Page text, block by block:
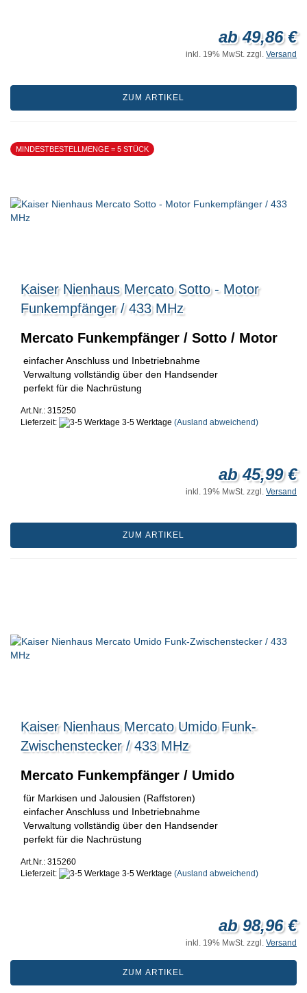
ab 49,86 €
inkl. 19% MwSt. zzgl. Versand
ZUM ARTIKEL
MINDESTBESTELLMENGE = 5 STÜCK
Kaiser Nienhaus Mercato Sotto - Motor
Funkempfänger / 433 MHz
Mercato Funkempfänger / Sotto / Motor
einfacher Anschluss und Inbetriebnahme
Verwaltung vollständig über den Handsender
perfekt für die Nachrüstung
Art.Nr.: 315250
Lieferzeit:
3-5 Werktage (Ausland abweichend)
ab 45,99 €
inkl. 19% MwSt. zzgl. Versand
ZUM ARTIKEL
Kaiser Nienhaus Mercato Umido Funk-
Zwischenstecker / 433 MHz
Mercato Funkempfänger / Umido
für Markisen und Jalousien (Raffstoren)
einfacher Anschluss und Inbetriebnahme
Verwaltung vollständig über den Handsender
perfekt für die Nachrüstung
Art.Nr.: 315260
Lieferzeit:
3-5 Werktage (Ausland abweichend)
ab 98,96 €
inkl. 19% MwSt. zzgl. Versand
ZUM ARTIKEL